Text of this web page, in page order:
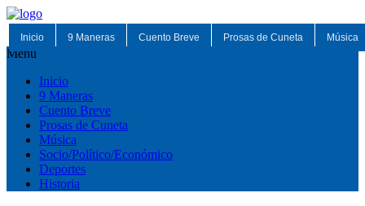
Inicio 9 Maneras Cuento Breve Prosas de Cuneta Música
Menu
Inicio
9 Maneras
Cuento Breve
Prosas de Cuneta
Música
Socio/Político/Económico
Deportes
Historia